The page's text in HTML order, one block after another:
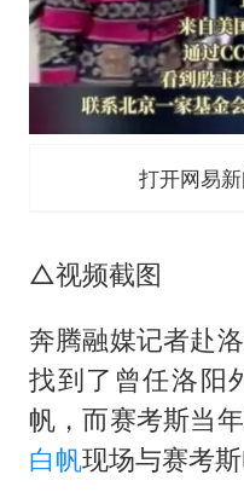
打开网易
△视频截图
奔腾融媒记者赴
找到了曾任洛阳
帆，而赛考斯当
白帆现场与赛考斯